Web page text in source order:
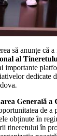
să anunțe că a
al
importante
dedicate
Generală a
de a
obținute în
tineretului în